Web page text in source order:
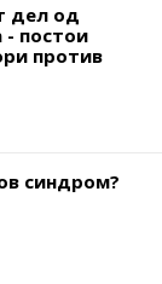
дел од
- постои
против
синдром?